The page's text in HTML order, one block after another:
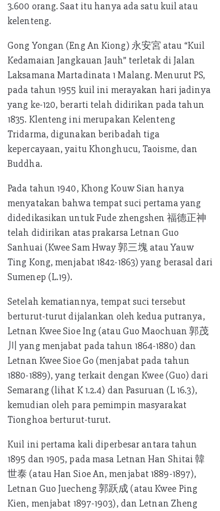
3.600 orang. Saat itu hanya ada satu kuil atau
kelenteng.
Gong Yongan (Eng An Kiong) 永安宮 atau “Kuil
Kedamaian Jangkauan Jauh” terletak di Jalan
Laksamana Martadinata 1 Malang. Menurut PS,
pada tahun 1955 kuil ini merayakan hari jadinya
yang ke-120, berarti telah didirikan pada tahun
1835. Klenteng ini merupakan Kelenteng
Tridarma, digunakan beribadah tiga
kepercayaan, yaitu Khonghucu, Taoisme, dan
Buddha.
Pada tahun 1940, Khong Kouw Sian hanya
menyatakan bahwa tempat suci pertama yang
didedikasikan untuk Fude zhengshen 福德正神
telah didirikan atas prakarsa Letnan Guo
Sanhuai (Kwee Sam Hway 郭三塊 atau Yauw
Ting Kong, menjabat 1842-1863) yang berasal dari
Sumenep (L.19).
Setelah kematiannya, tempat suci tersebut
berturut-turut dijalankan oleh kedua putranya,
Letnan Kwee Sioe Ing (atau Guo Maochuan 郭茂
川 yang menjabat pada tahun 1864-1880) dan
Letnan Kwee Sioe Go (menjabat pada tahun
1880-1889), yang terkait dengan Kwee (Guo) dari
Semarang (lihat K 1.2.4) dan Pasuruan (L 16.3),
kemudian oleh para pemimpin masyarakat
Tionghoa berturut-turut.
Kuil ini pertama kali diperbesar antara tahun
1895 dan 1905, pada masa Letnan Han Shitai 韓
世泰 (atau Han Sioe An, menjabat 1889-1897),
Letnan Guo Juecheng 郭跃成 (atau Kwee Ping
Kien, menjabat 1897-1903), dan Letnan Zheng